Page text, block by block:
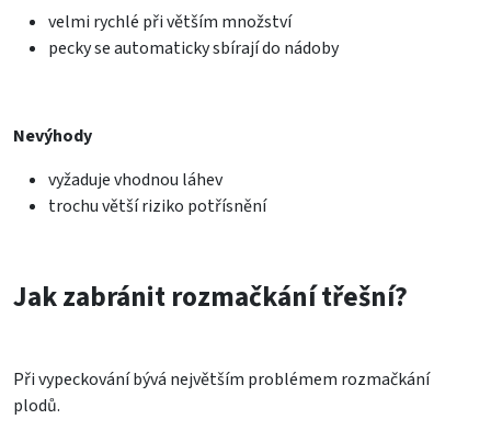
velmi rychlé při větším množství
pecky se automaticky sbírají do nádoby
Nevýhody
vyžaduje vhodnou láhev
trochu větší riziko potřísnění
Jak zabránit rozmačkání třešní?
Při vypeckování bývá největším problémem rozmačkání
plodů.